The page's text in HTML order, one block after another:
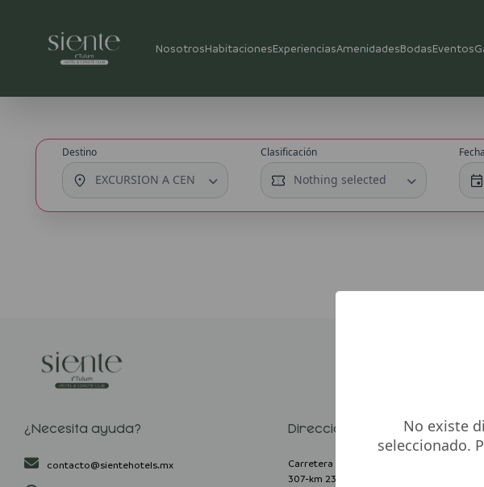
NosotrosHabitacionesExperienciasAmenidadesBodasEventos
Destino
EXCURSION A CENOTE CASA TORTUGAS (Exclusivo huéspedes hotel
Clasificación
Nothing selected
¿Necesita ayuda?
contacto@sientehotels.mx
Dirección
Carretera Federal, Carr. Cancún - Tulum
307-km 230, Col. Centro 77760 Tulum,
No existe
seleccionado.